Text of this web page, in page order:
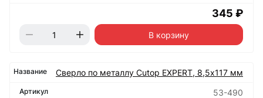
345 ₽
В корзину
Сверло по металлу Cutop EXPERT, 8,5х117 мм
53-490